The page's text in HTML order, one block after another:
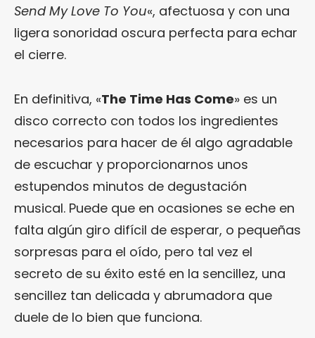
Send My Love To You«, afectuosa y con una
ligera sonoridad oscura perfecta para echar
el cierre.
En definitiva, «The Time Has Come» es un
disco correcto con todos los ingredientes
necesarios para hacer de él algo agradable
de escuchar y proporcionarnos unos
estupendos minutos de degustación
musical. Puede que en ocasiones se eche en
falta algún giro difícil de esperar, o pequeñas
sorpresas para el oído, pero tal vez el
secreto de su éxito esté en la sencillez, una
sencillez tan delicada y abrumadora que
duele de lo bien que funciona.